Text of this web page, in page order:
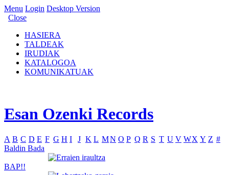
Menu Login Desktop Version
Close
HASIERA
TALDEAK
IRUDIAK
KATALOGOA
KOMUNIKATUAK
Esan Ozenki Records
A B C D E F G H I J K L MN O P Q R S T U V WX Y Z #
Baldin Bada
BAP!!